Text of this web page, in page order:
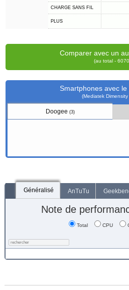
CHARGE SANS FIL
PLUS
Comparer avec un
(au total -
Smartphones avec
(Mediatek
Doogee(3)
Généralisé AnTuTu
Note de
Total CPU